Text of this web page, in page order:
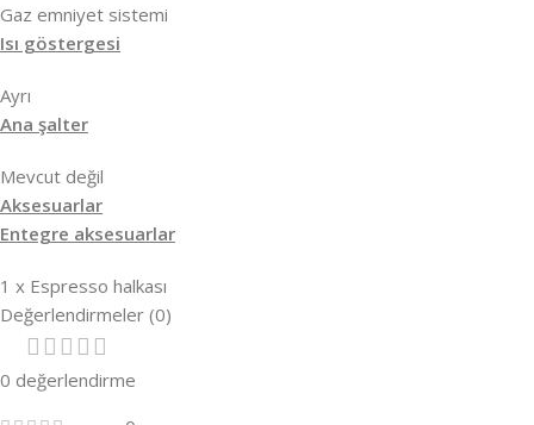
Gaz emniyet sistemi
Isı göstergesi
Ayrı
Ana şalter
Mevcut değil
Aksesuarlar
Entegre aksesuarlar
1 x Espresso halkası
Değerlendirmeler (0)
0 değerlendirme